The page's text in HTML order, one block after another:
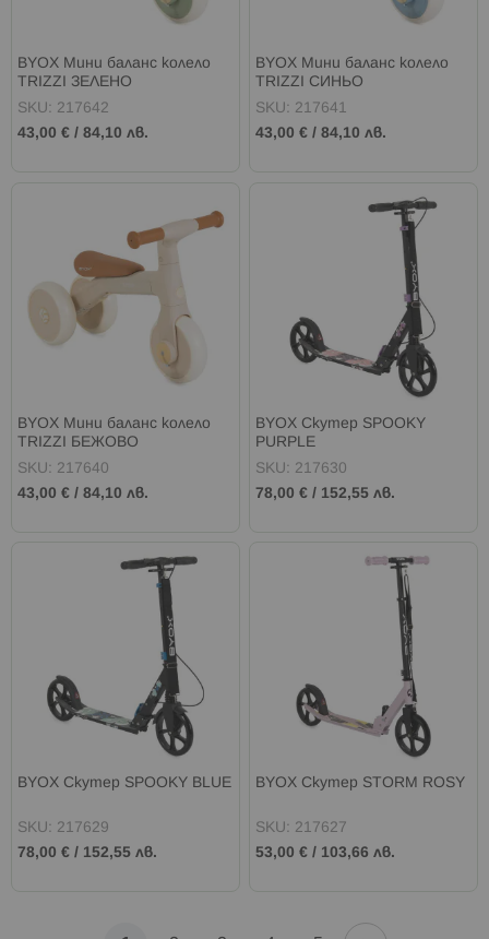
BYOX Мини баланс колело
TRIZZI ЗЕЛЕНО
SKU: 217642
43,00 € / 84,10 лв.
BYOX Мини баланс колело
TRIZZI СИНЬО
SKU: 217641
43,00 € /84,10 лв.
BYOX Мини баланс колело
TRIZZI БЕЖОВО
SKU: 217640
43,00 € / 84,10 лв.
BYOX Скутер SPOOKY
PURPLE
SKU: 217630
78,00 € / 152,55 лв.
BYOX Скутер SPOOKY BLUE
SKU: 217629
78,00 € / 152,55 лв.
BYOX Скутер STORM ROSY
SKU: 217627
53,00 € / 103,66 лв.
Страница
Напред